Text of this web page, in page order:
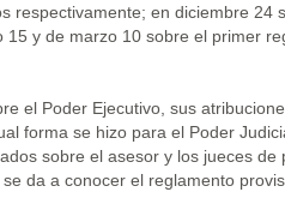
respectivamente; en diciembre 24
y de marzo 10 sobre el primer
el Poder Ejecutivo, sus
forma se hizo para el Poder
sobre el asesor y los jueces de
da a conocer el reglamento